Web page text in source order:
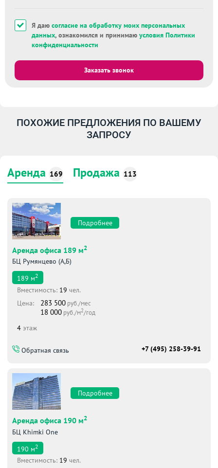
Я даю согласие на обработку моих персональных
данных, ознакомился и принимаю условия Политики
конфиденциальности
Заказать звонок
ПОХОЖИЕ ПРЕДЛОЖЕНИЯ ПО ВАШЕМУ
ЗАПРОСУ
Аренда 169 Продажа 113
Подробнее
Аренда офиса 189 м2
БЦ Румянцево (А,Б)
189 м2
Вместимоcть: 19 чел.
Цена:
283 500 руб./мес
18 000 руб./м2/год
4 этаж
Обратная связь +7 (495) 258-39-91
Подробнее
Аренда офиса 190 м2
БЦ Khimki One
190 м2
Вместимоcть: 19 чел.